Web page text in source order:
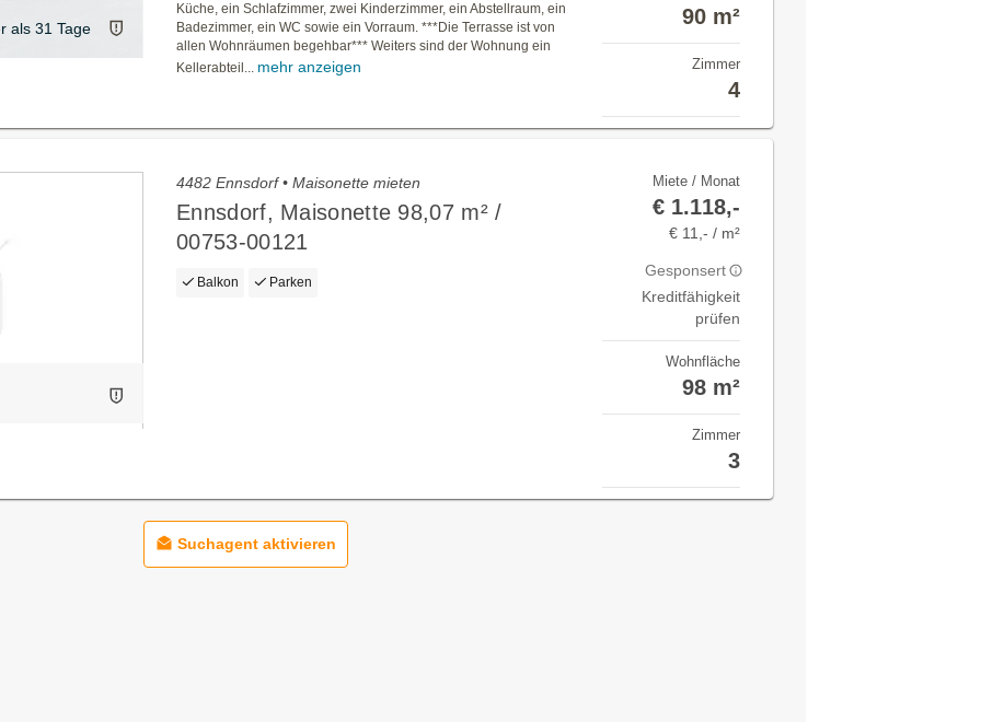
als 31 Tage
Küche, ein Schlafzimmer, zwei Kinderzimmer, ein Abstellraum, ein
Badezimmer, ein WC sowie ein Vorraum. ***Die Terrasse ist von
allen Wohnräumen begehbar*** Weiters sind der Wohnung ein
Kellerabteil... mehr anzeigen
90 m²
Zimmer
4
4482 Ennsdorf • Maisonette mieten
Ennsdorf, Maisonette 98,07 m² /
00753-00121
Balkon Parken
Miete / Monat
€ 1.118,-
€ 11,- / m²
Gesponsert
Kreditfähigkeit
prüfen
Wohnfläche
98 m²
Zimmer
3
Suchagent aktivieren